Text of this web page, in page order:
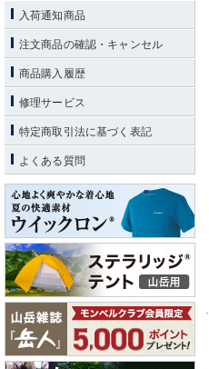
入荷通知商品
注文商品の確認・キャンセル
商品購入履歴
修理サービス
特定商取引法に基づく表記
よくある質問